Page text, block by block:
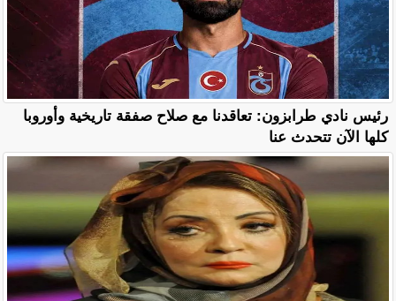
رئيس نادي طرابزون: تعاقدنا مع صلاح صفقة تاريخية وأوروبا
كلها الآن تتحدث عنا